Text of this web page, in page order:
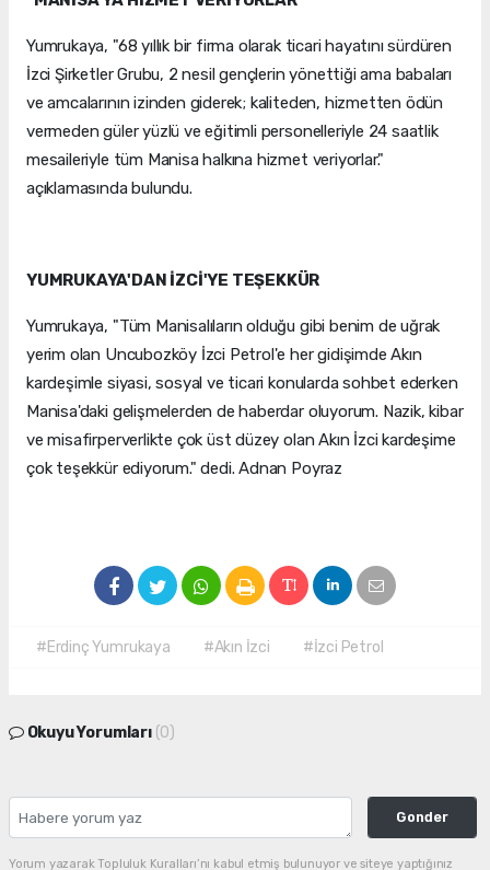
Yumrukaya, "68 yıllık bir firma olarak ticari hayatını sürdüren
İzci Şirketler Grubu, 2 nesil gençlerin yönettiği ama babaları
ve amcalarının izinden giderek; kaliteden, hizmetten ödün
vermeden güler yüzlü ve eğitimli personelleriyle 24 saatlik
mesaileriyle tüm Manisa halkına hizmet veriyorlar."
açıklamasında bulundu.
YUMRUKAYA'DAN İZCİ'YE TEŞEKKÜR
Yumrukaya, "Tüm Manisalıların olduğu gibi benim de uğrak
yerim olan Uncubozköy İzci Petrol'e her gidişimde Akın
kardeşimle siyasi, sosyal ve ticari konularda sohbet ederken
Manisa'daki gelişmelerden de haberdar oluyorum. Nazik, kibar
ve misafirperverlikte çok üst düzey olan Akın İzci kardeşime
çok teşekkür ediyorum." dedi. Adnan Poyraz
#Erdinç Yumrukaya #Akın İzci #İzci Petrol
Okuyu Yorumları (0)
Gonder
Yorum yazarak Topluluk Kuralları’nı kabul etmiş bulunuyor ve siteye yaptığınız